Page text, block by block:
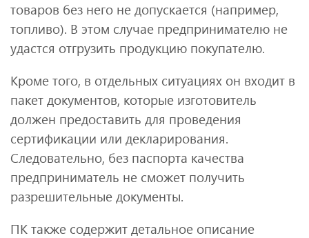
товаров без него не допускается (например,
топливо). В этом случае предпринимателю не
удастся отгрузить продукцию покупателю.
Кроме того, в отдельных ситуациях он входит в
пакет документов, которые изготовитель
должен предоставить для проведения
сертификации или декларирования.
Следовательно, без паспорта качества
предприниматель не сможет получить
разрешительные документы.
ПК также содержит детальное описание